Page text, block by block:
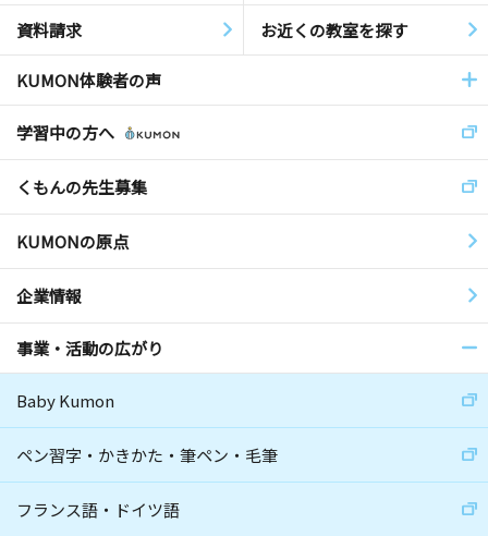
資料請求 お近くの教室を探す
KUMON体験者の声
学習中の方へ
くもんの先生募集
KUMONの原点
企業情報
事業・活動の広がり
Baby Kumon
ペン習字・かきかた・筆ペン・毛筆
フランス語・ドイツ語